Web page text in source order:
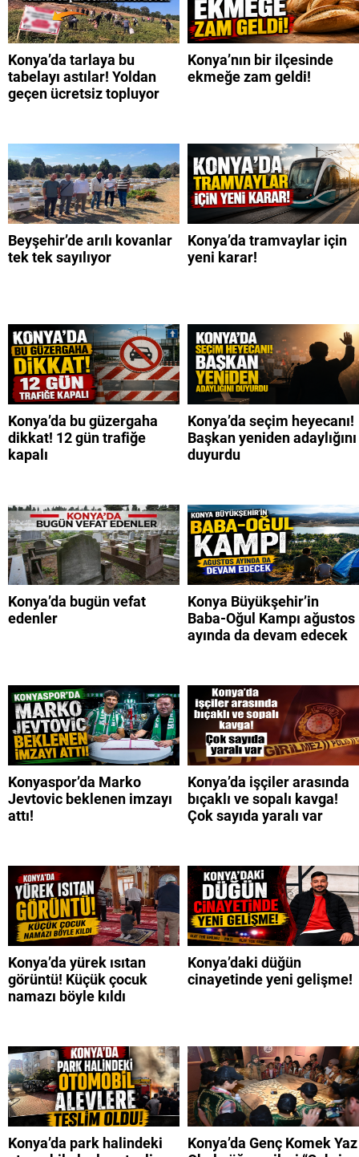
Konya’da tarlaya bu
tabelayı astılar! Yoldan
geçen ücretsiz topluyor
Konya’nın bir ilçesinde
ekmeğe zam geldi!
Beyşehir’de arılı kovanlar
tek tek sayılıyor
Konya’da tramvaylar için
yeni karar!
Konya’da bu güzergaha
dikkat! 12 gün trafiğe
kapalı
Konya’da seçim heyecanı!
Başkan yeniden adaylığını
duyurdu
Konya’da bugün vefat
edenler
Konya Büyükşehir’in
Baba-Oğul Kampı ağustos
ayında da devam edecek
Konyaspor’da Marko
Jevtovic beklenen imzayı
attı!
Konya’da işçiler arasında
bıçaklı ve sopalı kavga!
Çok sayıda yaralı var
Konya’da yürek ısıtan
görüntü! Küçük çocuk
namazı böyle kıldı
Konya’daki düğün
cinayetinde yeni gelişme!
Konya’da park halindeki
Konya’da Genç Komek Yaz